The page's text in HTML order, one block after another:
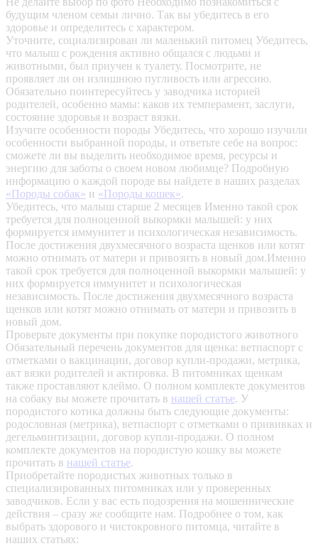
будущим членом семьи лично. Так вы убедитесь в его
здоровье и определитесь с характером.
Уточните, социализирован ли маленький питомец Убедитесь,
что малыш с рождения активно общался с людьми и
животными, был приучен к туалету. Посмотрите, не
проявляет ли он излишнюю пугливость или агрессию.
Обязательно поинтересуйтесь у заводчика историей
родителей, особенно мамы: каков их темперамент, заслуги,
состояние здоровья и возраст вязки.
Изучите особенности породы Убедитесь, что хорошо изучили
особенности выбранной породы, и ответьте себе на вопрос:
сможете ли вы выделить необходимое время, ресурсы и
энергию для заботы о своем новом любимце? Подробную
информацию о каждой породе вы найдете в наших разделах
«Породы собак» и «Породы кошек».
Убедитесь, что малыш старше 2 месяцев Именно такой срок
требуется для полноценной выкормки малышей: у них
формируется иммунитет и психологическая независимость.
После достижения двухмесячного возраста щенков или котят
можно отнимать от матери и привозить в новый дом.Именно
такой срок требуется для полноценной выкормки малышей: у
них формируется иммунитет и психологическая
независимость. После достижения двухмесячного возраста
щенков или котят можно отнимать от матери и привозить в
новый дом.
Проверьте документы при покупке породистого животного
Обязательный перечень документов для щенка: ветпаспорт с
отметками о вакцинации, договор купли-продажи, метрика,
акт вязки родителей и актировка. В питомниках щенкам
также проставляют клеймо. О полном комплекте документов
на собаку вы можете прочитать в нашей статье. У
породистого котика должны быть следующие документы:
родословная (метрика), ветпаспорт с отметками о прививках и
дегельминтизации, договор купли-продажи. О полном
комплекте документов на породистую кошку вы можете
прочитать в нашей статье.
Приобретайте породистых животных только в
специализированных питомниках или у проверенных
заводчиков. Если у вас есть подозрения на мошеннические
действия – сразу же сообщите нам. Подробнее о том, как
выбрать здорового и чистокровного питомца, читайте в
наших статьях: